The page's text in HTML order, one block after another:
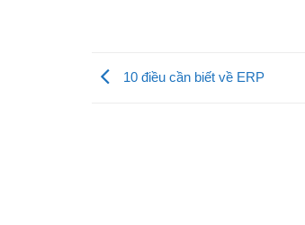
10 điều cần biết về ERP